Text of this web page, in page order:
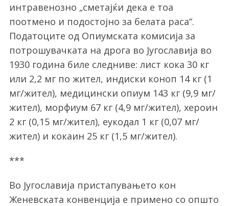
интравенозно „сметајќи дека е тоа
поотмено и подостојно за белата раса“.
Податоците од Опиумската комисија за
потрошувачката на дрога во Југославија во
1930 година биле следниве: лист кока 30 кг
или 2,2 мг по жител, индиски коноп 14 кг (1
мг/жител), медицински опиум 143 кг (9,9 мг/
жител), морфиум 67 кг (4,9 мг/жител), хероин
2 кг (0,15 мг/жител), еукодал 1 кг (0,07 мг/
жител) и кокаин 25 кг (1,5 мг/жител).
***
Во Југославија пристапувањето кон
Женевската конвенција е примено со општо